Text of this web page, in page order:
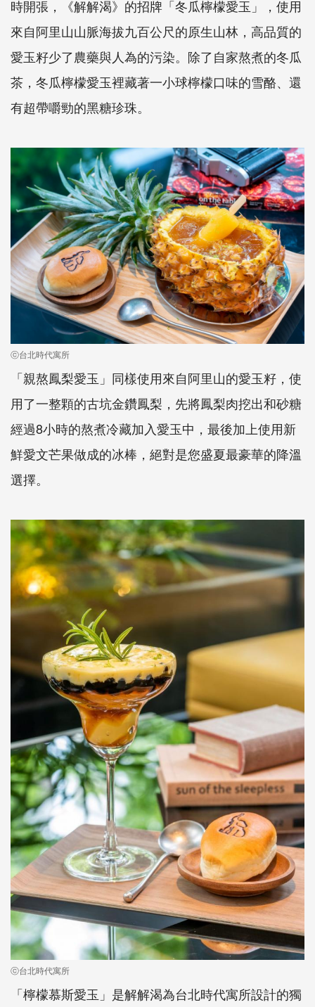
時開張，《解解渴》的招牌「冬瓜檸檬愛玉」，使用
來自阿里山山脈海拔九百公尺的原生山林，高品質的
愛玉籽少了農藥與人為的污染。除了自家熬煮的冬瓜
茶，冬瓜檸檬愛玉裡藏著一小球檸檬口味的雪酪、還
有超帶嚼勁的黑糖珍珠。
ⓒ台北時代寓所
「親熬鳳梨愛玉」同樣使用來自阿里山的愛玉籽，使
用了一整顆的古坑金鑽鳳梨，先將鳳梨肉挖出和砂糖
經過8小時的熬煮冷藏加入愛玉中，最後加上使用新
鮮愛文芒果做成的冰棒，絕對是您盛夏最豪華的降溫
選擇。
ⓒ台北時代寓所
「檸檬慕斯愛玉」是解解渴為台北時代寓所設計的獨